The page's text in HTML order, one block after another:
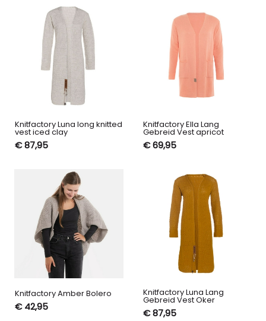
Knitfactory Luna long knitted
vest iced clay
€ 87,95
Knitfactory Ella Lang
Gebreid Vest apricot
€ 69,95
Knitfactory Amber Bolero
€ 42,95
Knitfactory Luna Lang
Gebreid Vest Oker
€ 87,95